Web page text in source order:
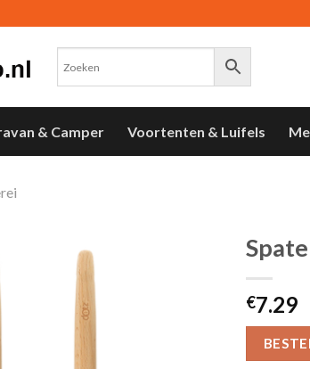
& Camper Voortenten & Luifels
€7.29